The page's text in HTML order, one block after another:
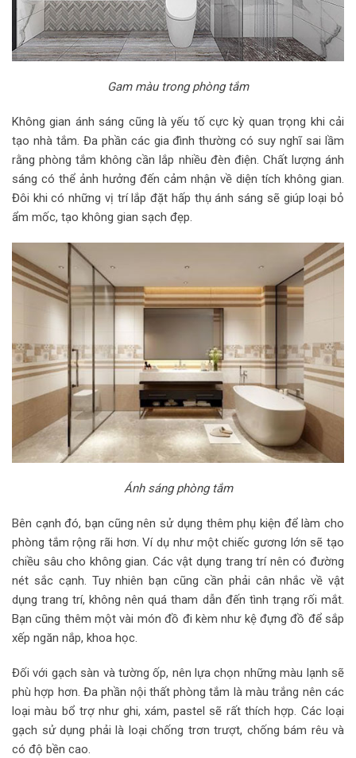
Gam màu trong phòng tắm
Không gian ánh sáng cũng là yếu tố cực kỳ quan trọng khi cải
tạo nhà tắm. Đa phần các gia đình thường có suy nghĩ sai lầm
rằng phòng tắm không cần lắp nhiều đèn điện. Chất lượng ánh
sáng có thể ảnh hưởng đến cảm nhận về diện tích không gian.
Đôi khi có những vị trí lắp đặt hấp thụ ánh sáng sẽ giúp loại bỏ
ẩm mốc, tạo không gian sạch đẹp.
Ánh sáng phòng tắm
Bên cạnh đó, bạn cũng nên sử dụng thêm phụ kiện để làm cho
phòng tắm rộng rãi hơn. Ví dụ như một chiếc gương lớn sẽ tạo
chiều sâu cho không gian. Các vật dụng trang trí nên có đường
nét sắc cạnh. Tuy nhiên bạn cũng cần phải cân nhắc về vật
dụng trang trí, không nên quá tham dẫn đến tình trạng rối mắt.
Bạn cũng thêm một vài món đồ đi kèm như kệ đựng đồ để sắp
xếp ngăn nắp, khoa học.
Đối với gạch sàn và tường ốp, nên lựa chọn những màu lạnh sẽ
phù hợp hơn. Đa phần nội thất phòng tắm là màu trắng nên các
loại màu bổ trợ như ghi, xám, pastel sẽ rất thích hợp. Các loại
gạch sử dụng phải là loại chống trơn trượt, chống bám rêu và
có độ bền cao.